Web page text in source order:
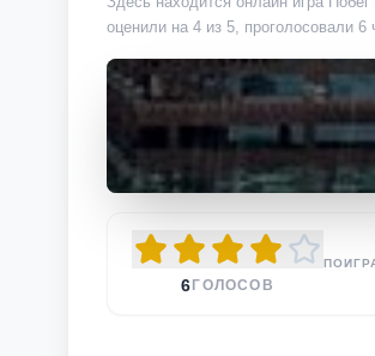
оценили на 4 из 5, проголосовали 6
6 ГОЛОСОВ